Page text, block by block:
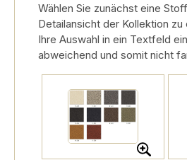
Wählen Sie zunächst eine
Detailansicht der Kollektion
Ihre Auswahl in ein Textfeld
abweichend und somit nicht